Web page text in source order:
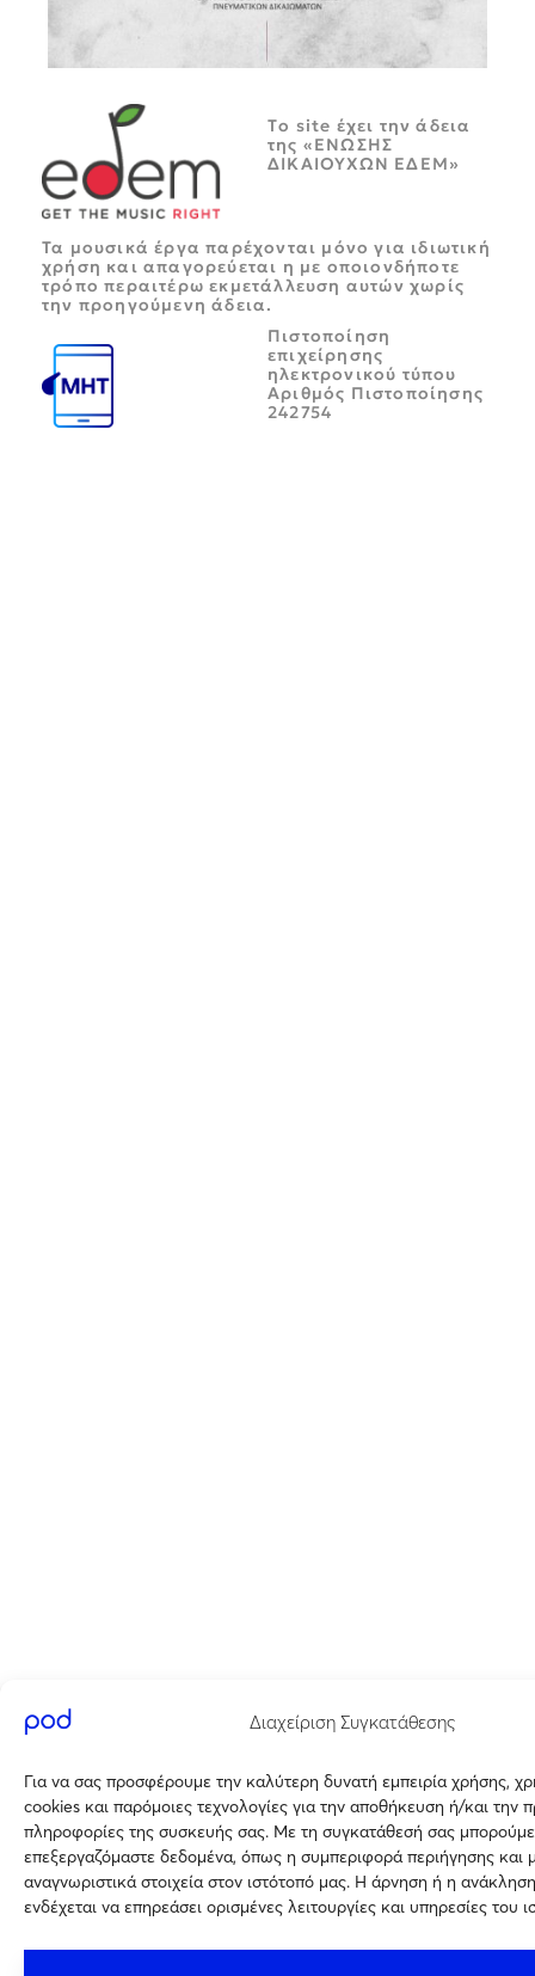
Διαχείριση Συγκατάθεσης
Για να σας προσφέρουμε την καλύτερη δυνατή εμπειρία χρήσης,
cookies και παρόμοιες τεχνολογίες για την αποθήκευση ή/και την
πληροφορίες της συσκευής σας. Με τη συγκατάθεσή σας
επεξεργαζόμαστε δεδομένα, όπως η συμπεριφορά περιήγησης και
αναγνωριστικά στοιχεία στον ιστότοπό μας. Η άρνηση ή η
ενδέχεται να επηρεάσει ορισμένες λειτουργίες και υπηρεσίες του
Tο site έχει την άδεια
της «ΕΝΩΣΗΣ
ΔΙΚΑΙΟΥΧΩΝ ΕΔΕΜ»
Τα μουσικά έργα παρέχονται μόνο για ιδιωτική
χρήση και απαγορεύεται η με οποιονδήποτε
τρόπο περαιτέρω εκμετάλλευση αυτών χωρίς
την προηγούμενη άδεια.
Πιστοποίηση
επιχείρησης
ηλεκτρονικού τύπου
Αριθμός Πιστοποίησης
242754